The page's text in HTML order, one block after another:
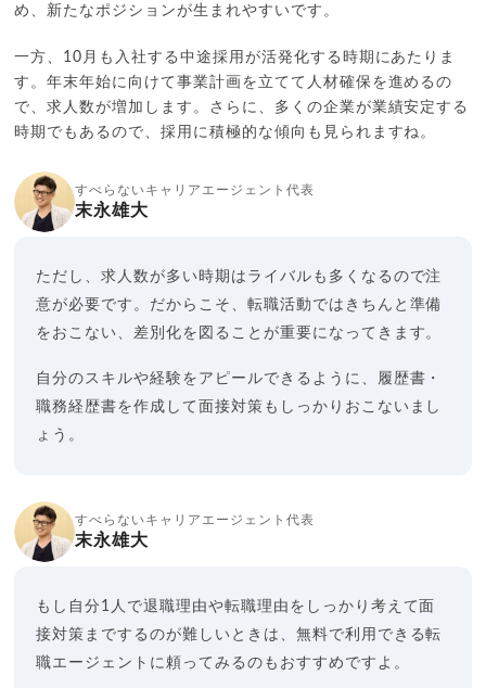
め、新たなポジションが生まれやすいです。
一方、10月も入社する中途採用が活発化する時期にあたりま
す。年末年始に向けて事業計画を立てて人材確保を進めるの
で、求人数が増加します。さらに、多くの企業が業績安定する
時期でもあるので、採用に積極的な傾向も見られますね。
すべらないキャリアエージェント代表
末永雄大
ただし、求人数が多い時期はライバルも多くなるので注
意が必要です。だからこそ、転職活動ではきちんと準備
をおこない、差別化を図ることが重要になってきます。
自分のスキルや経験をアピールできるように、履歴書・
職務経歴書を作成して面接対策もしっかりおこないまし
ょう。
すべらないキャリアエージェント代表
末永雄大
もし自分1人で退職理由や転職理由をしっかり考えて面
接対策までするのが難しいときは、無料で利用できる転
職エージェントに頼ってみるのもおすすめですよ。